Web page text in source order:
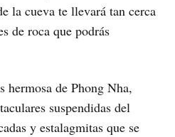
la cueva te llevará tan cerca
de roca que podrás
hermosa de Phong Nha,
suspendidas del
y estalagmitas que se